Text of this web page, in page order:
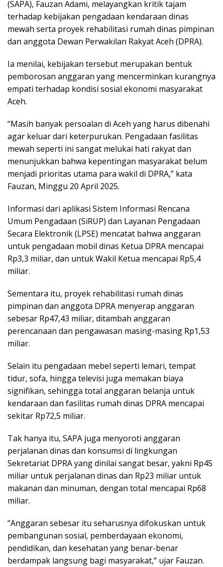
(SAPA), Fauzan Adami, melayangkan kritik tajam
terhadap kebijakan pengadaan kendaraan dinas
mewah serta proyek rehabilitasi rumah dinas pimpinan
dan anggota Dewan Perwakilan Rakyat Aceh (DPRA).
Ia menilai, kebijakan tersebut merupakan bentuk
pemborosan anggaran yang mencerminkan kurangnya
empati terhadap kondisi sosial ekonomi masyarakat
Aceh.
“Masih banyak persoalan di Aceh yang harus dibenahi
agar keluar dari keterpurukan. Pengadaan fasilitas
mewah seperti ini sangat melukai hati rakyat dan
menunjukkan bahwa kepentingan masyarakat belum
menjadi prioritas utama para wakil di DPRA,” kata
Fauzan, Minggu 20 April 2025.
Informasi dari aplikasi Sistem Informasi Rencana
Umum Pengadaan (SiRUP) dan Layanan Pengadaan
Secara Elektronik (LPSE) mencatat bahwa anggaran
untuk pengadaan mobil dinas Ketua DPRA mencapai
Rp3,3 miliar, dan untuk Wakil Ketua mencapai Rp5,4
miliar.
Sementara itu, proyek rehabilitasi rumah dinas
pimpinan dan anggota DPRA menyerap anggaran
sebesar Rp47,43 miliar, ditambah anggaran
perencanaan dan pengawasan masing-masing Rp1,53
miliar.
Selain itu pengadaan mebel seperti lemari, tempat
tidur, sofa, hingga televisi juga memakan biaya
signifikan, sehingga total anggaran belanja untuk
kendaraan dan fasilitas rumah dinas DPRA mencapai
sekitar Rp72,5 miliar.
Tak hanya itu, SAPA juga menyoroti anggaran
perjalanan dinas dan konsumsi di lingkungan
Sekretariat DPRA yang dinilai sangat besar, yakni Rp45
miliar untuk perjalanan dinas dan Rp23 miliar untuk
makanan dan minuman, dengan total mencapai Rp68
miliar.
“Anggaran sebesar itu seharusnya difokuskan untuk
pembangunan sosial, pemberdayaan ekonomi,
pendidikan, dan kesehatan yang benar-benar
berdampak langsung bagi masyarakat,” ujar Fauzan.